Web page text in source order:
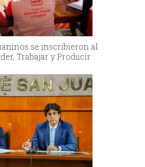
se inscribieron al
Trabajar y Producir